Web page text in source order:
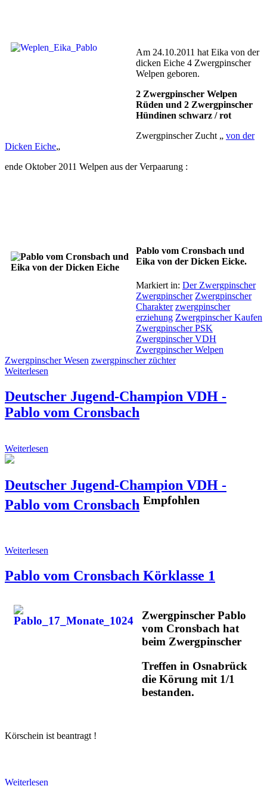
Am 24.10.2011 hat Eika von der
dicken Eiche 4 Zwergpinscher
Welpen geboren.
2 Zwergpinscher Welpen
Rüden und 2 Zwergpinscher
Hündinen schwarz / rot
Zwergpinscher Zucht „ von der
Dicken Eiche„
ende Oktober 2011 Welpen aus der Verpaarung :
Pablo vom Cronsbach und
Eika von der Dicken Eicke.
Markiert in: Der Zwergpinscher
Zwergpinscher Zwergpinscher
Charakter zwergpinscher
erziehung Zwergpinscher Kaufen
Zwergpinscher PSK
Zwergpinscher VDH
Zwergpinscher Welpen
Zwergpinscher Wesen zwergpinscher züchter
Weiterlesen
Deutscher Jugend-Champion VDH -
Pablo vom Cronsbach
Weiterlesen
Deutscher Jugend-Champion VDH -
Pablo vom Cronsbach Empfohlen
Weiterlesen
Pablo vom Cronsbach Körklasse 1
Zwergpinscher Pablo
vom Cronsbach hat
beim Zwergpinscher
Treffen in Osnabrück
die Körung mit 1/1
bestanden.
Körschein ist beantragt !
Weiterlesen